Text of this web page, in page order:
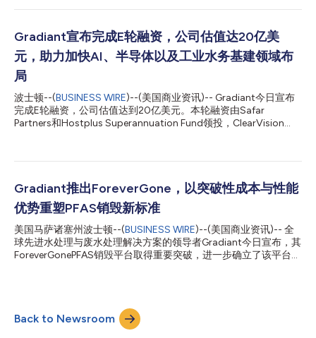
是德国规模最大的工业项目之一，也是欧洲领先半导体产业集
基地的制造产能翻番，并预计创造约1,000个高技能就业岗位。 该
项目获得约10亿欧元公共资金支持，资金来源包括《欧洲芯片法
案》及“欧洲共同利益重大项目”（IPCEI）等计划。这项投资将进一
步夯实欧洲半导体供应链，增强依赖先进芯片产业的韧性。 该工
厂采用300毫米晶圆生产平台，将制造功率半导体以及模拟和混合
信号芯片。这些产品是人工智能数据中心、电动汽车、可再生能源
系统、电网以及工业应用等领域不可或缺的关键器件。 Gradiant
为该工厂提供了关键任务级超纯水系统和水回收系统。上述解决方
Gradiant宣布完成E轮融资，公司估值达20亿美
元，助力加快AI、半导体以及工业水务基建领域布
局
波士顿--(BUSINESS WIRE)--(美国商业资讯)-- Gradiant今日宣布
完成E轮融资，公司估值达到20亿美元。本轮融资由Safar
Partners和Hostplus Superannuation Fund领投，ClearVision
发、扩大运营规模以及推进上市筹备各项工作。此次公告发布之
半导体制造以及其他亟需先进水处理解决方案的核心产业的高速发
展。 目前Gradiant手握创立以来规模最大的订单储备和最强劲的
项目储备，在数据中心、半导体晶圆厂以及电力领域实现大幅增
长，同时在食品饮料、制药、石油化工、矿产以及能源领域也持续
保持强劲势头。随着AI基建以空前速度扩充建设，水资源已经成为
制约相关产业发展规模、运营稳定性以及绿色可持续发展的关键因
素之一。 Gradiant的专有技术依托其数字化AI平台，助力全球核心
Gradiant推出ForeverGone，以突破性成本与性能
优势重塑PFAS销毁新标准
美国马萨诸塞州波士顿--(BUSINESS WIRE)--(美国商业资讯)-- 全
球先进水处理与废水处理解决方案的领导者Gradiant今日宣布，其
ForeverGonePFAS销毁平台取得重要突破，进一步确立了该平台作
泡分离与先进电氧化技术，可实现99%至99.9%的去除率，甚至涵
盖传统工艺常常无法处理的短链PFAS。不同于颗粒活性炭
（GAC）、离子交换树脂（IX或IER）等“捕捉与转移”方式，
Back to Newsroom